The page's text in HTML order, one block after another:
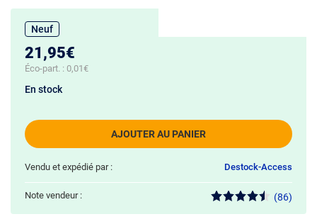
Neuf
21,95€
Éco-part. : 0,01€
AJOUTER AU PANIER
En stock
Vendu et expédié par : Destock-Access
Note vendeur : (86)